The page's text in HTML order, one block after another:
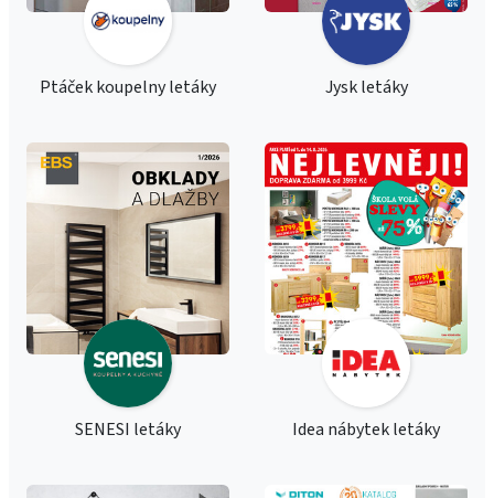
Ptáček koupelny letáky Jysk letáky
SENESI letáky Idea nábytek letáky